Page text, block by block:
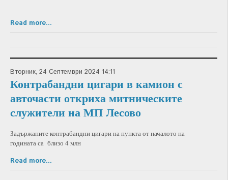
Read more...
Вторник, 24 Септември 2024 14:11
Контрабандни цигари в камион с
авточасти откриха митническите
служители на МП Лесово
Задържаните контрабандни цигари на пункта от началото на
годината са близо 4 млн
Read more...